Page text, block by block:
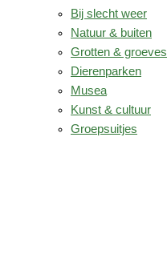
Bij slecht weer
Natuur & buiten
Grotten & groeves
Dierenparken
Musea
Kunst & cultuur
Groepsuitjes